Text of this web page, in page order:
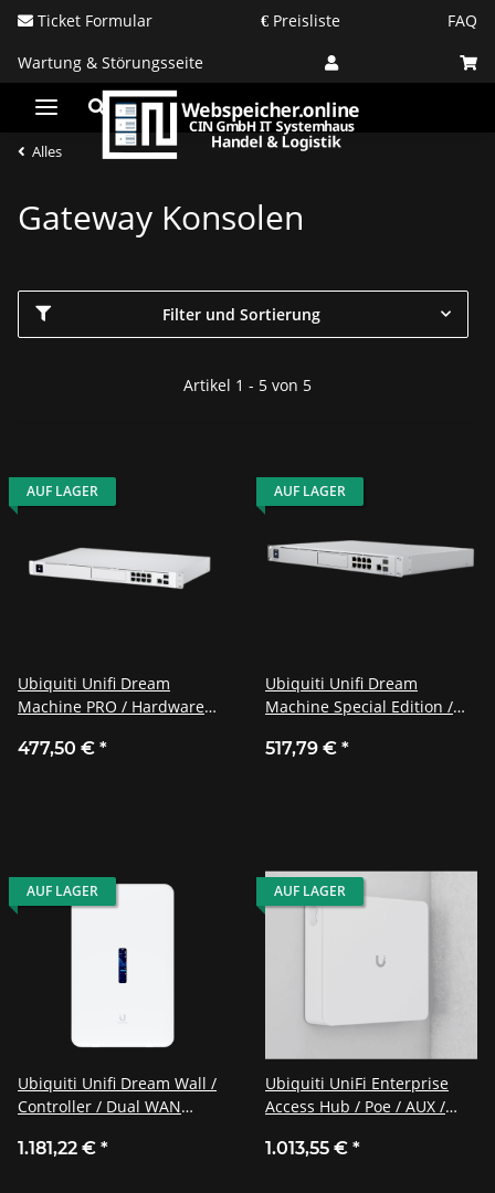
Ticket Formular Preisliste
FAQ
Wartung & Störungsseite
Alles
Gateway Konsolen
Filter und Sortierung
Artikel 1 - 5 von 5
AUF LAGER
Ubiquiti Unifi Dream
Machine PRO / Hardware
Gateway /
477,50 € *
AUF LAGER
Ubiquiti Unifi Dream
Machine Special Edition /
Router / UDM-SE
517,79 € *
AUF LAGER
Ubiquiti Unifi Dream Wall /
Controller / Dual WAN
Switch / POE / UDW
1.181,22 € *
AUF LAGER
Ubiquiti UniFi Enterprise
Access Hub / Poe / AUX /
1.013,55 € *